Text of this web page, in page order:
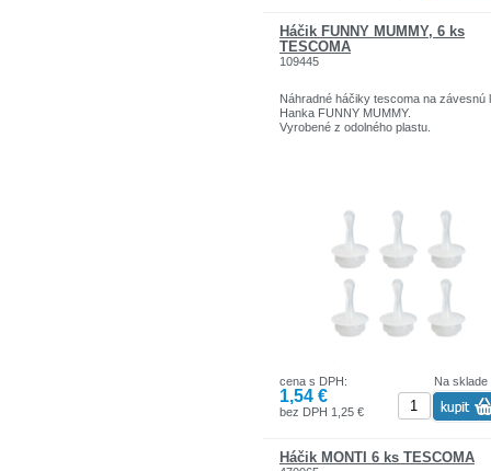
Háčik FUNNY MUMMY, 6 ks
TESCOMA
109445
Náhradné háčiky tescoma na závesnú
Hanka FUNNY MUMMY.
Vyrobené z odolného plastu.
Na sklade
cena s DPH:
1,54 €
bez DPH 1,25 €
Háčik MONTI 6 ks TESCOMA